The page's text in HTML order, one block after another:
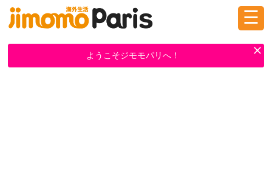
ログイン 新規登録
☰
ようこそジモモパリへ！